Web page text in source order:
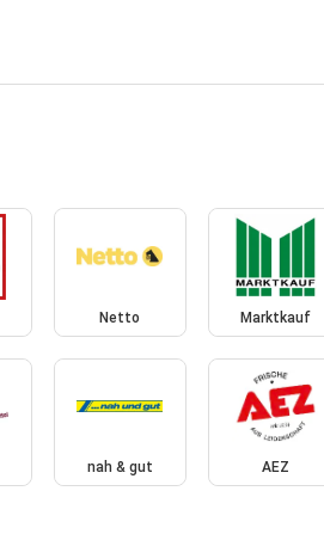
Netto Marktkauf
nah & gut AEZ